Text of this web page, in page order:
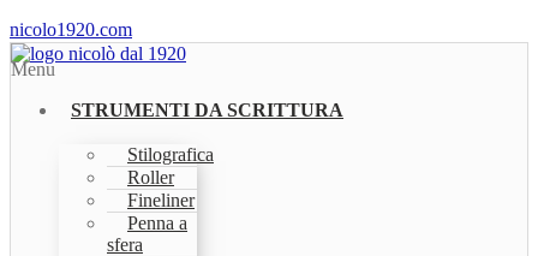
nicolo1920.com
Menu
STRUMENTI DA SCRITTURA
Stilografica
Roller
Fineliner
Penna a
sfera